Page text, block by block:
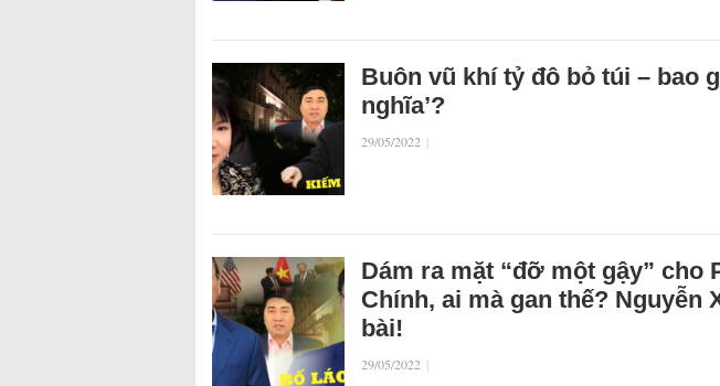
Buôn vũ khí tỷ đô bỏ túi – bao
nghĩa’?
29/05/2022 |
Dám ra mặt “đỡ một gậy” cho
Chính, ai mà gan thế? Nguyễn
bài!
29/05/2022 |